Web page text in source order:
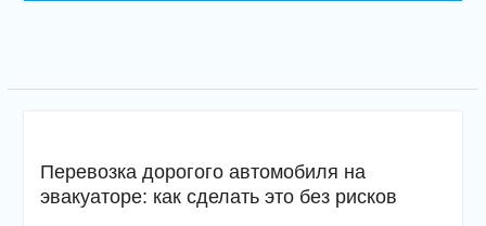
Перевозка дорогого автомобиля на
эвакуаторе: как сделать это без рисков